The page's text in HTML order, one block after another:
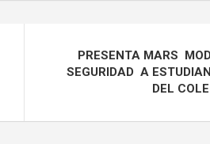
PRESENTA MARS
SEGURIDAD A
DEL